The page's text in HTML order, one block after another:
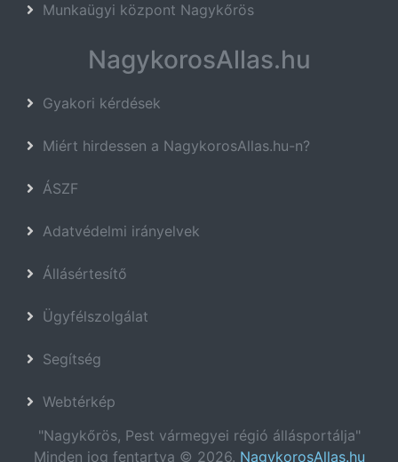
Munkaügyi központ Nagykőrös
NagykorosAllas.hu
Gyakori kérdések
Miért hirdessen a NagykorosAllas.hu-n?
ÁSZF
Adatvédelmi irányelvek
Állásértesítő
Ügyfélszolgálat
Segítség
Webtérkép
"Nagykőrös, Pest vármegyei régió állásportálja"
Minden jog fentartva © 2026. NagykorosAllas.hu